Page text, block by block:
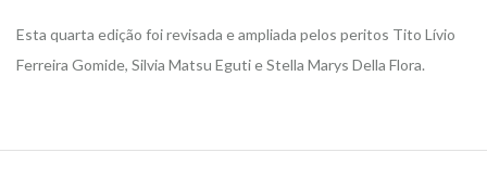
Esta quarta edição foi revisada e ampliada pelos peritos Tito Lívio
Ferreira Gomide, Silvia Matsu Eguti e Stella Marys Della Flora.